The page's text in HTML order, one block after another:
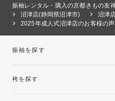
振袖レンタル・購入の京都きもの友
沼津店(静岡県沼津市)
沼津
2025年成人式沼津店のお客様の声
振袖を探す
袴を探す